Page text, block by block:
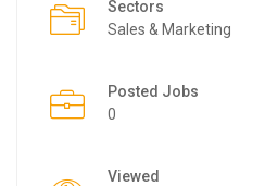
Sectors
Sales & Marketing
Posted Jobs
0
Viewed